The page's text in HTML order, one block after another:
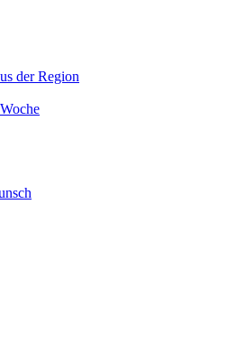
der Region